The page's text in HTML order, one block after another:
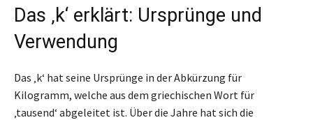
Das ‚k‘ erklärt: Ursprünge und
Verwendung
Das ‚k‘ hat seine Ursprünge in der Abkürzung für
Kilogramm, welche aus dem griechischen Wort für
‚tausend‘ abgeleitet ist. Über die Jahre hat sich die